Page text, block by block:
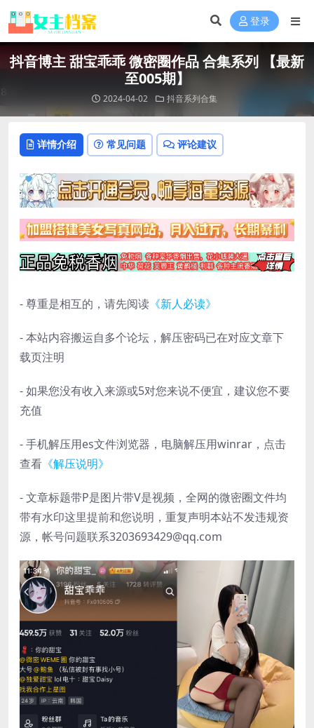
登录
抖音博主 甜宝乖乖 微密圈作品 合集系列 【最新
至005期】
2024-04-02 抖音系列合集
详情介绍 常见问题 评论建议
- 尊重是相互的，请先阅读 《新人必读》
- 本站内容搬运自多个论坛，解压密码已在对应文章下
载页注明
- 如果您没有收入来源或5对您来说不便宜，建议您不要
充值
- 手机解压用es文件浏览器，电脑解压用winrar，点击
查看 《解压说明》
- 文章标题带P是图片带V是视频，全网的微密圈文件均
带有水印这里提前和您说明，重复声明本站不发违规资
源，帐号问题联系3203693429@qq.com